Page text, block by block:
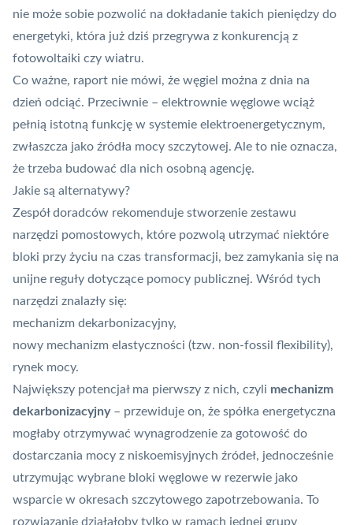
nie może sobie pozwolić na dokładanie takich pieniędzy do
energetyki, która już dziś przegrywa z konkurencją z
fotowoltaiki czy wiatru.
Co ważne, raport nie mówi, że węgiel można z dnia na
dzień odciąć. Przeciwnie – elektrownie węglowe wciąż
pełnią istotną funkcję w systemie elektroenergetycznym,
zwłaszcza jako źródła mocy szczytowej. Ale to nie oznacza,
że trzeba budować dla nich osobną agencję.
Jakie są alternatywy?
Zespół doradców rekomenduje stworzenie zestawu
narzędzi pomostowych, które pozwolą utrzymać niektóre
bloki przy życiu na czas transformacji, bez zamykania się na
unijne reguły dotyczące pomocy publicznej. Wśród tych
narzędzi znalazły się:
mechanizm dekarbonizacyjny,
nowy mechanizm elastyczności (tzw. non-fossil flexibility),
rynek mocy.
Największy potencjał ma pierwszy z nich, czyli mechanizm
dekarbonizacyjny– przewiduje on, że spółka energetyczna
mogłaby otrzymywać wynagrodzenie za gotowość do
dostarczania mocy z niskoemisyjnych źródeł, jednocześnie
utrzymując wybrane bloki węglowe w rezerwie jako
wsparcie w okresach szczytowego zapotrzebowania. To
rozwiązanie działałoby tylko w ramach jednej grupy